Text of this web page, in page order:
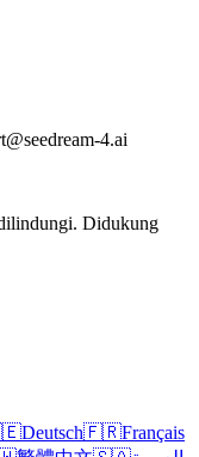
4.ai
Didukung
Deutsch🇫🇷Français